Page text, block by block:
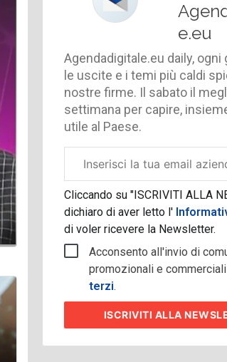
e.eu
Agendadigitale.eu daily,
le uscite e i temi più caldi
nostre firme. Il sabato il
settimana per capire,
utile al Paese.
aziendale
Cliccando su "ISCRIVITI ALLA
dichiaro di aver letto l'
di voler ricevere la Newsletter.
Acconsento all'invio di
promozionali e
terzi.
ISCRIVITI ALLA